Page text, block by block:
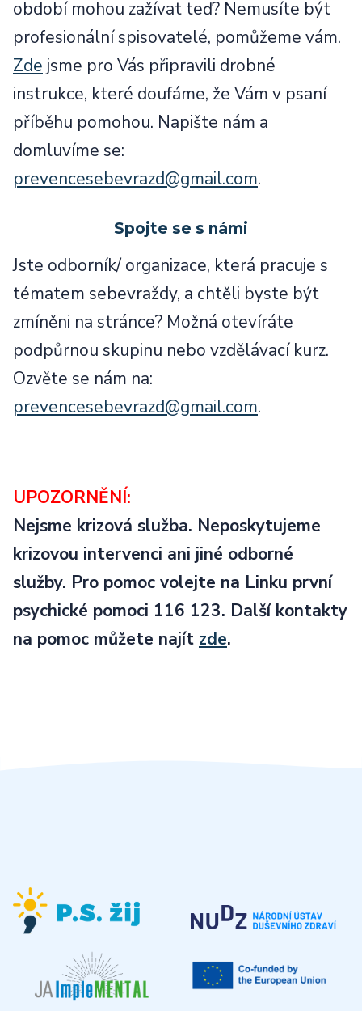
období mohou zažívat teď? Nemusíte být
profesionální spisovatelé, pomůžeme vám.
Zde jsme pro Vás připravili drobné
instrukce, které doufáme, že Vám v psaní
příběhu pomohou. Napište nám a
domluvíme se:
prevencesebevrazd@gmail.com.
Spojte se s námi
Jste odborník/ organizace, která pracuje s
tématem sebevraždy, a chtěli byste být
zmíněni na stránce? Možná otevíráte
podpůrnou skupinu nebo vzdělávací kurz.
Ozvěte se nám na:
prevencesebevrazd@gmail.com.
UPOZORNĚNÍ:
Nejsme krizová služba. Neposkytujeme
krizovou intervenci ani jiné odborné
služby. Pro pomoc volejte na Linku první
psychické pomoci 116 123. Další kontakty
na pomoc můžete najít zde.